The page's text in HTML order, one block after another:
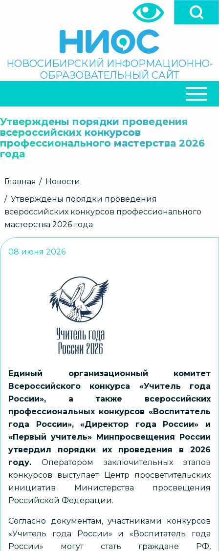
Поиск
НОВОСИБИРСКИЙ ИНФОРМАЦИОННО-
ОБРАЗОВАТЕЛЬНЫЙ САЙТ
НАВИГАЦИЯ
Утверждены порядки проведения
всероссийских конкурсов
профессионального мастерства 2026
года
Строка
Главная
Новости
Утверждены порядки проведения
всероссийских конкурсов профессионального
мастерства 2026 года
08 июня 2026
Единый организационный комитет
Всероссийского конкурса «Учитель года
России», а также всероссийских
профессиональных конкурсов «Воспитатель
года России», «Директор года России» и
«Первый учитель» Минпросвещения России
утвердил порядки их проведения в 2026
году. Оператором заключительных этапов
конкурсов выступает Центр просветительских
инициатив Министерства просвещения
Российской Федерации.
Согласно документам, участниками конкурсов
«Учитель года России» и «Воспитатель года
России» могут стать граждане РФ,